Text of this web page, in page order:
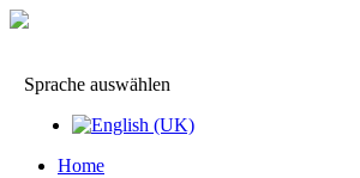
Sprache auswählen
Home